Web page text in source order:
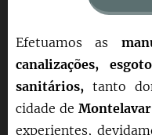
Efetuamos as
canalizações,
sanitários,tanto
cidade de Montelavar
experientes,